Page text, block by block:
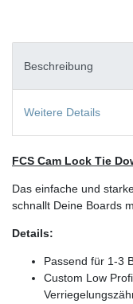
Beschreibung
Weitere Details
FCS Cam Lock Tie
Das einfache und
schnallt Deine Boards
Details:
Passend für 1-3
Custom Low